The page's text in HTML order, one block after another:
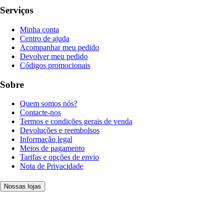
Serviços
Minha conta
Centro de ajuda
Acompanhar meu pedido
Devolver meu pedido
Códigos promocionais
Sobre
Quem somos nós?
Contacte-nos
Termos e condições gerais de venda
Devoluções e reembolsos
Informação legal
Meios de pagamento
Tarifas e opções de envio
Nota de Privacidade
Nossas lojas